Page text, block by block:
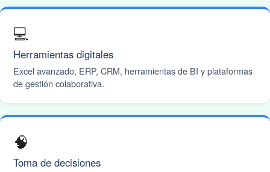
💻
Herramientas digitales
Excel avanzado, ERP, CRM, herramientas de BI y plataformas
de gestión colaborativa.
🧠
Toma de decisiones